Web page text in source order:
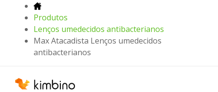
Produtos
Lenços umedecidos antibacterianos
Max Atacadista Lenços umedecidos
antibacterianos